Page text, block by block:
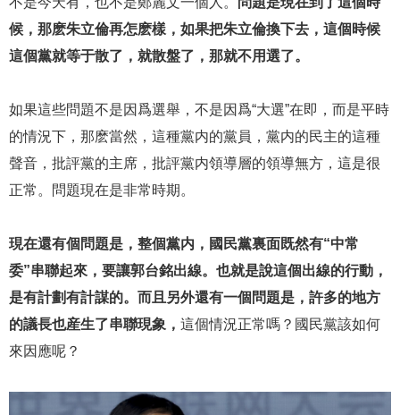
候，那麽朱立倫再怎麽樣，如果把朱立倫換下去，這個時候
這個黨就等于散了，就散盤了，那就不用選了。
如果這些問題不是因爲選舉，不是因爲“大選”在即，而是平時
的情況下，那麽當然，這種黨内的黨員，黨内的民主的這種
聲音，批評黨的主席，批評黨内領導層的領導無方，這是很
正常。問題現在是非常時期。
現在還有個問題是，整個黨内，國民黨裏面既然有“中常
委”串聯起來，要讓郭台銘出線。也就是說這個出線的行動，
是有計劃有計謀的。而且另外還有一個問題是，許多的地方
的議長也産生了串聯現象， 這個情況正常嗎？國民黨該如何
來因應呢？